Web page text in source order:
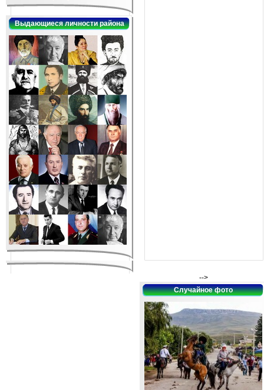
Выдающиеся личности района
-->
Случайное фото